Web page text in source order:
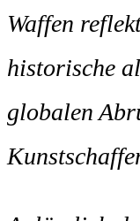
Waffen
historische
globalen